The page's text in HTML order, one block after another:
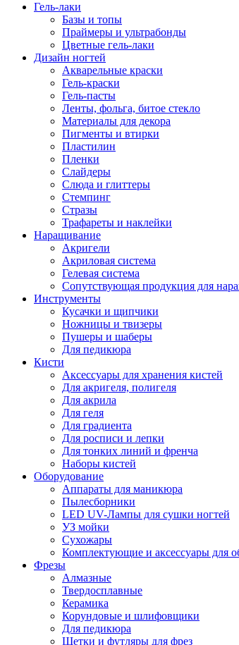
Гель-лаки
Базы и топы
Праймеры и ультрабонды
Цветные гель-лаки
Дизайн ногтей
Акварельные краски
Гель-краски
Гель-пасты
Ленты, фольга, битое стекло
Материалы для декора
Пигменты и втирки
Пластилин
Пленки
Слайдеры
Слюда и глиттеры
Стемпинг
Стразы
Трафареты и наклейки
Наращивание
Акригели
Акриловая система
Гелевая система
Сопутствующая продукция для
Инструменты
Кусачки и щипчики
Ножницы и твизеры
Пушеры и шаберы
Для педикюра
Кисти
Аксессуары для хранения кистей
Для акригеля, полигеля
Для акрила
Для геля
Для градиента
Для росписи и лепки
Для тонких линий и френча
Наборы кистей
Оборудование
Аппараты для маникюра
Пылесборники
LED UV-Лампы для сушки ногтей
УЗ мойки
Сухожары
Комплектующие и аксессуары для
Фрезы
Алмазные
Твердосплавные
Керамика
Корундовые и шлифовщики
Для педикюра
Щетки и футляры для фрез